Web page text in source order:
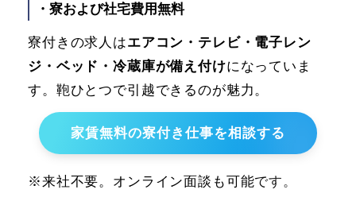
・寮および社宅費用無料
寮付きの求人はエアコン・テレビ・電子レン
ジ・ベッド・冷蔵庫が備え付けになっていま
す。鞄ひとつで引越できるのが魅力。
家賃無料の寮付き仕事を相談する
※来社不要。オンライン面談も可能です。